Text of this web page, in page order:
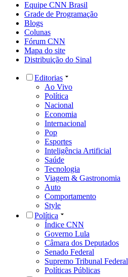
Equipe CNN Brasil
Grade de Programação
Blogs
Colunas
Fórum CNN
Mapa do site
Distribuição do Sinal
Editorias
Ao Vivo
Política
Nacional
Economia
Internacional
Pop
Esportes
Inteligência Artificial
Saúde
Tecnologia
Viagem & Gastronomia
Auto
Comportamento
Style
Política
Índice CNN
Governo Lula
Câmara dos Deputados
Senado Federal
Supremo Tribunal Federal
Políticas Públicas